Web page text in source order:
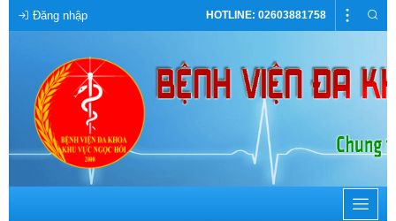
Đăng nhập HOTLINE: 02603881758